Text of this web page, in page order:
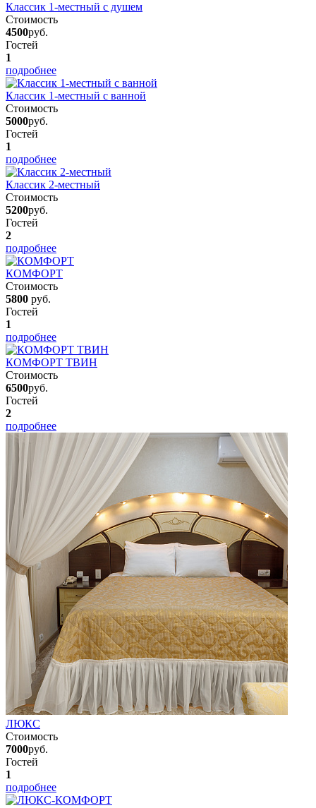
Классик 1-местный с душем
Стоимость
4500руб.
Гостей
1
подробнее
Классик 1-местный с ванной
Стоимость
5000руб.
Гостей
1
подробнее
Классик 2-местный
Стоимость
5200руб.
Гостей
2
подробнее
КОМФОРТ
Стоимость
5800 руб.
Гостей
1
подробнее
КОМФОРТ ТВИН
Стоимость
6500руб.
Гостей
2
подробнее
ЛЮКС
Стоимость
7000руб.
Гостей
1
подробнее